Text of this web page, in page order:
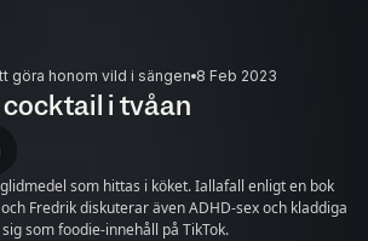
göra honom vild i sängen 8 Feb 2023
i tvåan
som hittas i köket. Iallafall enligt en bok
Fredrik diskuterar även ADHD-sex och kladdiga
som foodie-innehåll på TikTok.